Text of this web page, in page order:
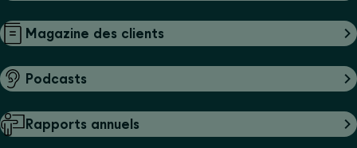
Magazine des clients
Podcasts
Rapports annuels